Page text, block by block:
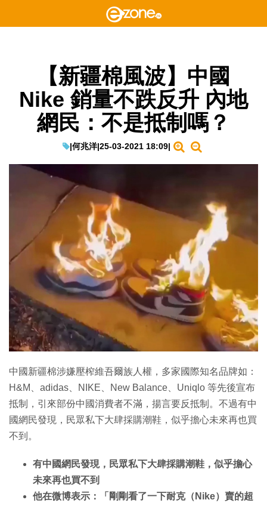
【新疆棉風波】中國
Nike 銷量不跌反升 內地
網民：不是抵制嗎？
|何兆洋|25-03-2021 18:09|
中國新疆棉涉嫌壓榨維吾爾族人權，多家國際知名品牌如：
H&M、adidas、NIKE、New Balance、Uniqlo 等先後宣布
抵制，引來部份中國消費者不滿，揚言要反抵制。不過有中
國網民發現，民眾私下大肆採購潮鞋，似乎擔心未來再也買
不到。
有中國網民發現，民眾私下大肆採購潮鞋，似乎擔心
未來再也買不到
他在微博表示：「剛剛看了一下耐克（Nike）賣的超